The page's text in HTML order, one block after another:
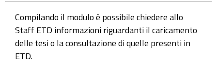
Compilando il modulo è possibile chiedere allo
Staff ETD informazioni riguardanti il caricamento
delle tesi o la consultazione di quelle presenti in
ETD.